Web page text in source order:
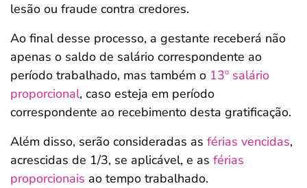
lesão ou fraude contra credores.
Ao final desse processo, a gestante receberá não
apenas o saldo de salário correspondente ao
período trabalhado, mas também o 13º salário
proporcional, caso esteja em período
correspondente ao recebimento desta gratificação.
Além disso, serão consideradas as férias vencidas,
acrescidas de 1/3, se aplicável, e as férias
proporcionais ao tempo trabalhado.